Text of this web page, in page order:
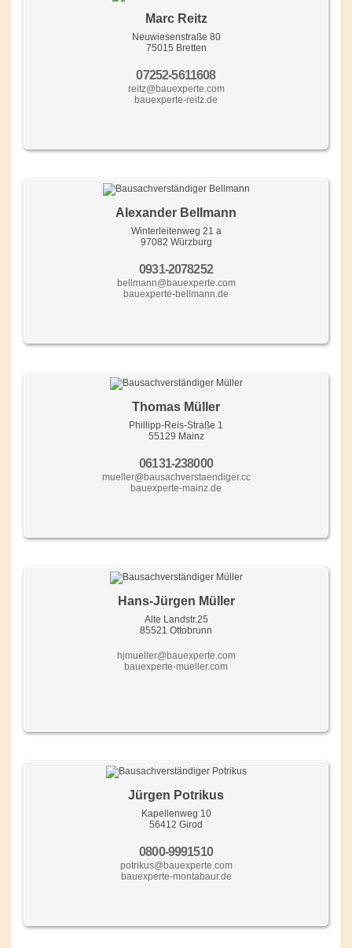
Marc Reitz
Neuwiesenstraße 80
75015 Bretten
07252-5611608
reitz@bauexperte.com
bauexperte-reitz.de
Alexander Bellmann
Winterleitenweg 21 a
97082 Würzburg
0931-2078252
bellmann@bauexperte.com
bauexperte-bellmann.de
Thomas Müller
Phillipp-Reis-Straße 1
55129 Mainz
06131-238000
mueller@bausachverstaendiger.cc
bauexperte-mainz.de
Hans-Jürgen Müller
Alte Landstr.25
85521 Ottobrunn
hjmueller@bauexperte.com
bauexperte-mueller.com
Jürgen Potrikus
Kapellenweg 10
56412 Girod
0800-9991510
potrikus@bauexperte.com
bauexperte-montabaur.de